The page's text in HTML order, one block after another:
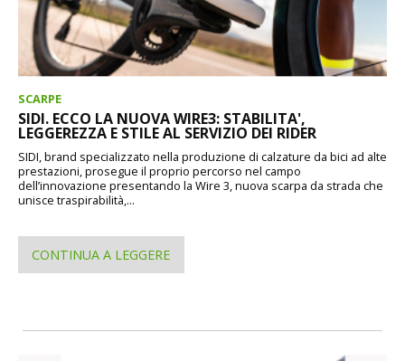
SCARPE
SIDI. ECCO LA NUOVA WIRE3: STABILITA',
LEGGEREZZA E STILE AL SERVIZIO DEI RIDER
SIDI, brand specializzato nella produzione di calzature da bici ad alte
prestazioni, prosegue il proprio percorso nel campo
dell’innovazione presentando la Wire 3, nuova scarpa da strada che
unisce traspirabilità,...
CONTINUA A LEGGERE